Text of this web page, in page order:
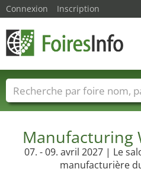
Manufacturing
07. - 09. avril 2027 | Le
manufacturière
Connexion Inscription
Foire noms Pays